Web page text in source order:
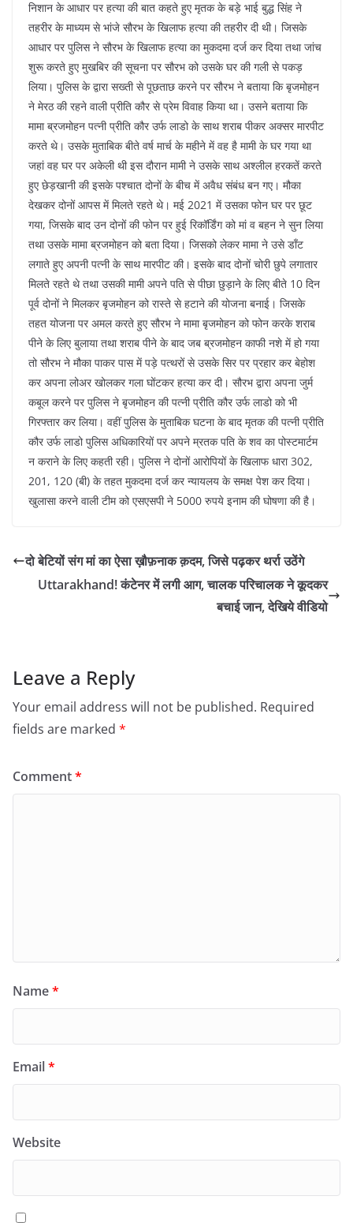
निशान के आधार पर हत्या की बात कहते हुए मृतक के बड़े भाई बुद्ध सिंह ने
तहरीर के माध्यम से भांजे सौरभ के खिलाफ हत्या की तहरीर दी थी। जिसके
आधार पर पुलिस ने सौरभ के खिलाफ हत्या का मुकदमा दर्ज कर दिया तथा जांच
शुरू करते हुए मुखबिर की सूचना पर सौरभ को उसके घर की गली से पकड़
लिया। पुलिस के द्वारा सख्ती से पूछताछ करने पर सौरभ ने बताया कि बृजमोहन
ने मेरठ की रहने वाली प्रीति कौर से प्रेम विवाह किया था। उसने बताया कि
मामा ब्रजमोहन पत्नी प्रीति कौर उर्फ लाडो के साथ शराब पीकर अक्सर मारपीट
करते थे। उसके मुताबिक बीते वर्ष मार्च के महीने में वह है मामी के घर गया था
जहां वह घर पर अकेली थी इस दौरान मामी ने उसके साथ अश्लील हरकतें करते
हुए छेड़खानी की इसके पश्चात दोनों के बीच में अवैध संबंध बन गए। मौका
देखकर दोनों आपस में मिलते रहते थे। मई 2021 में उसका फोन घर पर छूट
गया, जिसके बाद उन दोनों की फोन पर हुई रिकॉर्डिंग को मां व बहन ने सुन लिया
तथा उसके मामा ब्रजमोहन को बता दिया। जिसको लेकर मामा ने उसे डाँट
लगाते हुए अपनी पत्नी के साथ मारपीट की। इसके बाद दोनों चोरी छुपे लगातार
मिलते रहते थे तथा उसकी मामी अपने पति से पीछा छुड़ाने के लिए बीते 10 दिन
पूर्व दोनों ने मिलकर बृजमोहन को रास्ते से हटाने की योजना बनाई। जिसके
तहत योजना पर अमल करते हुए सौरभ ने मामा बृजमोहन को फोन करके शराब
पीने के लिए बुलाया तथा शराब पीने के बाद जब ब्रजमोहन काफी नशे में हो गया
तो सौरभ ने मौका पाकर पास में पड़े पत्थरों से उसके सिर पर प्रहार कर बेहोश
कर अपना लोअर खोलकर गला घोंटकर हत्या कर दी। सौरभ द्वारा अपना जुर्म
कबूल करने पर पुलिस ने बृजमोहन की पत्नी प्रीति कौर उर्फ लाडो को भी
गिरफ्तार कर लिया। वहीं पुलिस के मुताबिक घटना के बाद मृतक की पत्नी प्रीति
कौर उर्फ लाडो पुलिस अधिकारियों पर अपने म्रतक पति के शव का पोस्टमार्टम
न कराने के लिए कहती रही। पुलिस ने दोनों आरोपियों के खिलाफ धारा 302,
201, 120 (बी) के तहत मुकदमा दर्ज कर न्यायलय के समक्ष पेश कर दिया।
खुलासा करने वाली टीम को एसएसपी ने 5000 रुपये इनाम की घोषणा की है।
दो बेटियों संग मां का ऐसा ख़ौफ़नाक क़दम, जिसे पढ़कर थर्रा उठेंगे
Uttarakhand! कंटेनर में लगी आग, चालक परिचालक ने कूदकर
बचाई जान, देखिये वीडियो
Leave a Reply
Your email address will not be published. Required
fields are marked *
Comment*
Name*
Email*
Website